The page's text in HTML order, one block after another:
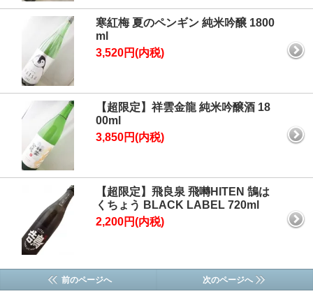
寒紅梅 夏のペンギン 純米吟醸 1800
ml
3,520円(内税)
【超限定】祥雲金龍 純米吟醸酒 18
00ml
3,850円(内税)
【超限定】飛良泉 飛囀HITEN 鵠は
くちょう BLACK LABEL 720ml
2,200円(内税)
前のページへ 次のページへ